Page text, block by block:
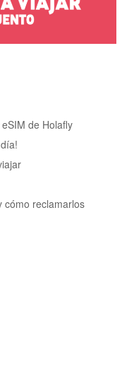
de Holafly
cómo reclamarlos